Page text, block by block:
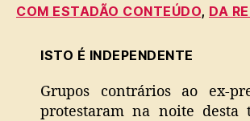
COM ESTADÃO CONTEÚDO, DA
ISTO É INDEPENDENTE
Grupos contrários ao ex-
protestaram na noite desta